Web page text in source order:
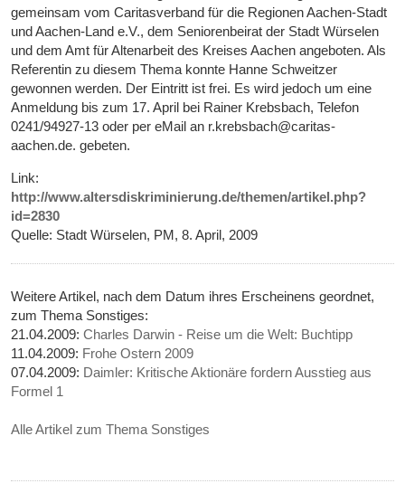
gemeinsam vom Caritasverband für die Regionen Aachen-Stadt
und Aachen-Land e.V., dem Seniorenbeirat der Stadt Würselen
und dem Amt für Altenarbeit des Kreises Aachen angeboten. Als
Referentin zu diesem Thema konnte Hanne Schweitzer
gewonnen werden. Der Eintritt ist frei. Es wird jedoch um eine
Anmeldung bis zum 17. April bei Rainer Krebsbach, Telefon
0241/94927-13 oder per eMail an r.krebsbach@caritas-
aachen.de. gebeten.
Link:
http://www.altersdiskriminierung.de/themen/artikel.php?
id=2830
Quelle: Stadt Würselen, PM, 8. April, 2009
Weitere Artikel, nach dem Datum ihres Erscheinens geordnet,
zum Thema Sonstiges:
21.04.2009:Charles Darwin - Reise um die Welt: Buchtipp
11.04.2009: Frohe Ostern 2009
07.04.2009: Daimler: Kritische Aktionäre fordern Ausstieg aus
Formel 1
Alle Artikel zum Thema Sonstiges